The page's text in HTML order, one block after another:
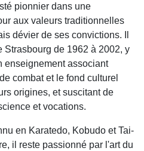
pionnier dans une
aux valeurs traditionnelles
dévier de ses convictions. Il
de 1962 à 2002, y
enseignement associant
combat et le fond culturel
origines, et suscitant de
et vocations.
en Karatedo, Kobudo et Tai-
il reste passionné par l'art du